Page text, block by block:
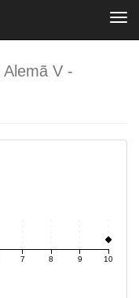
V -
7 8 9 10